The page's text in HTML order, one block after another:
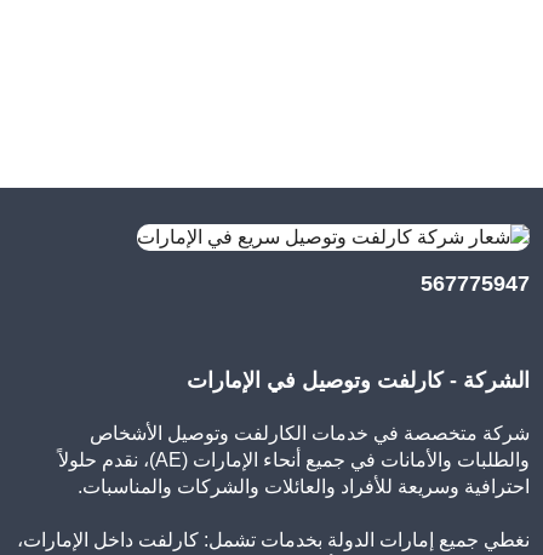
567775947
الشركة - كارلفت وتوصيل في الإمارات
شركة متخصصة في خدمات الكارلفت وتوصيل الأشخاص
والطلبات والأمانات في جميع أنحاء الإمارات (AE)، نقدم حلولاً
احترافية وسريعة للأفراد والعائلات والشركات والمناسبات.
نغطي جميع إمارات الدولة بخدمات تشمل: كارلفت داخل الإمارات،